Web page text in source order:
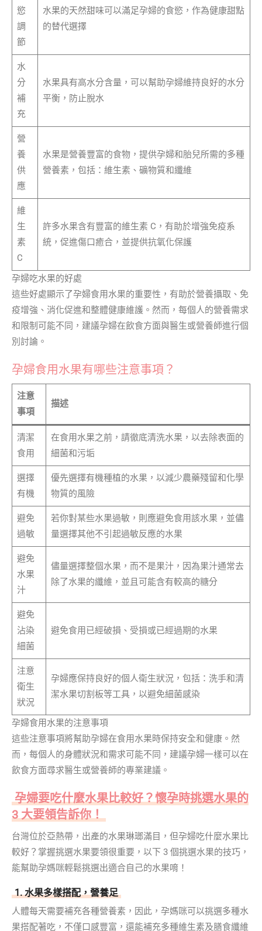
慾
調
節
水果的天然甜味可以滿足孕婦的食慾，作為健康甜點
的替代選擇
水
分
補
充
水果具有高水分含量，可以幫助孕婦維持良好的水分
平衡，防止脫水
營
養
供
應
水果是營養豐富的食物，提供孕婦和胎兒所需的多種
營養素，包括：維生素、礦物質和纖維
維
生
素
C
許多水果含有豐富的維生素 C，有助於增強免疫系
統，促進傷口癒合，並提供抗氧化保護
孕婦吃水果的好處
這些好處顯示了孕婦食用水果的重要性，有助於營養攝取、免
疫增強、消化促進和整體健康維護。然而，每個人的營養需求
和限制可能不同，建議孕婦在飲食方面與醫生或營養師進行個
別討論。
孕婦食用水果有哪些注意事項？
注意
事項
描述
清潔
食用
在食用水果之前，請徹底清洗水果，以去除表面的
細菌和污垢
選擇
有機
優先選擇有機種植的水果，以減少農藥殘留和化學
物質的風險
避免
過敏
若你對某些水果過敏，則應避免食用該水果，並儘
量選擇其他不引起過敏反應的水果
避免
水果
汁
儘量選擇整個水果，而不是果汁，因為果汁通常去
除了水果的纖維，並且可能含有較高的糖分
避免
沾染
細菌
避免食用已經破損、受損或已經過期的水果
注意
衛生
狀況
孕婦應保持良好的個人衛生狀況，包括：洗手和清
潔水果切割板等工具，以避免細菌感染
孕婦食用水果的注意事項
這些注意事項將幫助孕婦在食用水果時保持安全和健康。然
而，每個人的身體狀況和需求可能不同，建議孕婦一樣可以在
飲食方面尋求醫生或營養師的專業建議。
孕婦要吃什麼水果比較好？懷孕時挑選水果的
3 大要領告訴你！
台灣位於亞熱帶，出產的水果琳瑯滿目，但孕婦吃什麼水果比
較好？掌握挑選水果要領很重要，以下 3 個挑選水果的技巧，
能幫助孕媽咪輕鬆挑選出適合自己的水果唷！
1. 水果多樣搭配，營養足
人體每天需要補充各種營養素，因此，孕媽咪可以挑選多種水
果搭配著吃，不僅口感豐富，還能補充多種維生素及膳食纖維